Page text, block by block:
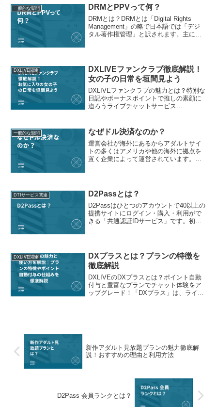
みを知ることが大切です。本記事では、
無修正サイトを利用する際...
一般的な疑問 DRMとPPVって何？
DRMとは？DRMとは「Digital Rights
Management」の略で日本語では「デジ
タル著作権管理」と訳されます。主に動
DXLIVE関連
DXLIVEファンクラブ徹底解説！
女の子の日常を垣間見よう
DXLIVEファンクラブの魅力とは？特別な
日記やボーナスポイントで推しの素顔に
迫ろうライブチャットサービス
のファンクラブは、普段のチャットでは
知ることのできない女...
一般的な疑問 なぜドル決済なのか？
運営会社が海外にあるからアダルトサイ
トの多くはアメリカや他の海外に拠点を
置く企業によって運営されています。こ
メリカで無修正動画が合...
DTIサービス関連 D2Passとは？
D2Passはひとつのアカウントで40以上の
提携サイトにログイン・購入・利用がで
きる「共通認証IDサービス」です。初め
イトで...
DXLIVE関連
DXプラスとは？プランの特徴を
徹底解説
DXLIVEのDXプラスとは？ポイント自動
付与と豊富なプランでチャット体験をア
ップグレード！「DXプラス」は、ライブ
新作アダルト見放題プランの魅力徹底解
説！おすすめの理由と利用方法
D2Pass 会員ランクとは？